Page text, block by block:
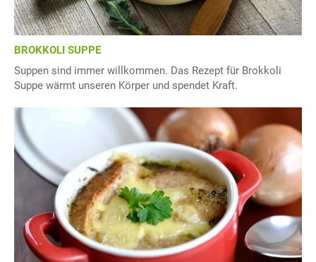
BROKKOLI SUPPE
Suppen sind immer willkommen. Das Rezept für Brokkoli
Suppe wärmt unseren Körper und spendet Kraft.